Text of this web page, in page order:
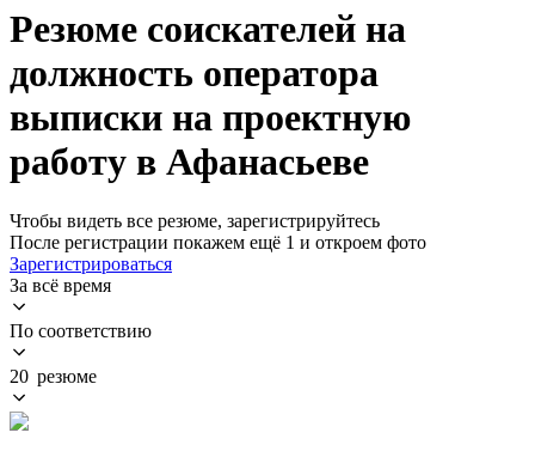
Резюме соискателей на
должность оператора
выписки на проектную
работу в Афанасьеве
Чтобы видеть все резюме, зарегистрируйтесь
После регистрации покажем ещё 1 и откроем фото
Зарегистрироваться
За всё время
По соответствию
20 резюме